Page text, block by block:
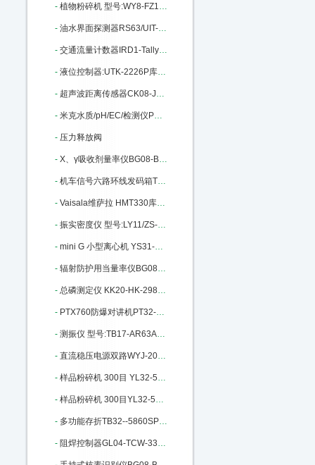
- 植物粉碎机 型号:WY8-FZ102库号：M11164
- 油水界面探测器RS63/UIT-200库号：M205958
- 交通流量计数器IRD1-Tally-2库号：M268951
- 液位控制器:UTK-2226P库号：M299373
- 超声波距离传感器CK08-JCS1501：M312598
- 米克水质/pH/EC/检测仪PX22-801：M322544
- 压力释放阀
- X、γ吸收剂量率仪BG08-BG9511 M372057
- 机车信号六路环线发码箱TX98-A+M396103
- Vaisala维萨拉 HMT330库号：M402012
- 振实密度仪 型号:LY11/ZS-202库号：M206882
- mini G 小型离心机 YS31-mini G：M252364
- 辐射防护用当量率仪BG08-BG9521：M283079
- 总磷测定仪 KK20-HK-298库号：M287403
- PTX760防爆对讲机PT32-PTX760库号：M294940
- 测振仪 型号:TB17-AR63A库号：M301367
- 直流稳压电源双路WYJ-20A/30V：M332089
- 样品粉碎机 300目 YL32-500A库号：M340986
- 样品粉碎机 300目YL32-500A库号：M340986
- 多功能存折TB32--5860SP库号：M365295
- 阻焊控制器GL04-TCW-33E III库号：M365705